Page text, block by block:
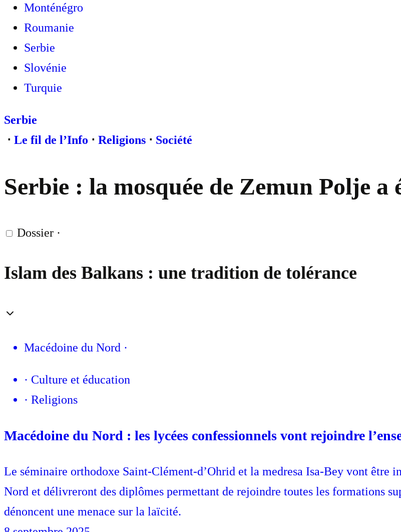
Monténégro
Roumanie
Serbie
Slovénie
Turquie
Serbie
⋅ Le fil de l’Info ⋅ Religions ⋅ Société
Serbie : la mosquée de Zemun Polje
Dossier ·
Islam des Balkans : une tradition de tolérance
Macédoine du Nord ·
· Culture et éducation
· Religions
Macédoine du Nord : les lycées confessionnels vont rejoindre
Le séminaire orthodoxe Saint-Clément-d’Ohrid et la medresa Isa-Bey vont être
Nord et délivreront des diplômes permettant de rejoindre toutes les formations
dénoncent une menace sur la laïcité.